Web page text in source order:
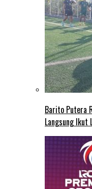
Barito Putera
Langsung Ikut